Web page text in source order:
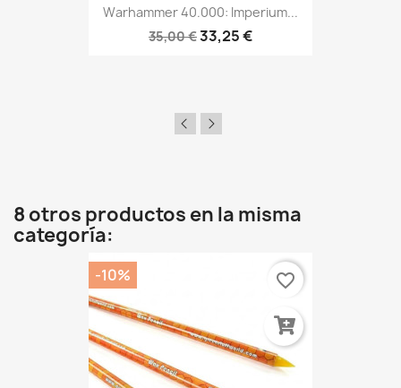
Warhammer 40.000: Imperium...
35,00 €33,25 €
8 otros productos en la misma
categoría:
-10% favorite_border